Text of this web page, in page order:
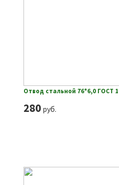
Отвод стальной 76*6,0 ГОСТ
280руб.